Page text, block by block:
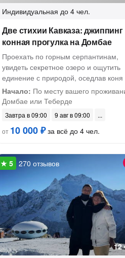
Индивидуальная до 4 чел.
Две стихии Кавказа: джиппинг
конная прогулка на Домбае
Проехать по горным серпантинам,
увидеть секретное озеро и ощутить
единение с природой, оседлав коня
Начало: По месту вашего
Домбае или Теберде
Завтра в 09:00
9 авг в 09:00
от 10 000 ₽за всё до 4 чел.
12
270 отзывов